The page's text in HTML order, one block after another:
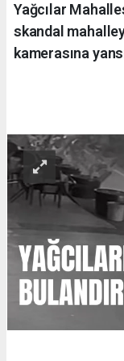
Yağcılar
skandal
kamerasına